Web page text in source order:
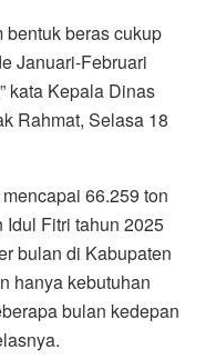
bentuk beras cukup
Januari-Februari
kata Kepala Dinas
Rahmat, Selasa 18
66.259 ton
Idul Fitri tahun 2025
bulan di Kabupaten
hanya kebutuhan
bulan kedepan